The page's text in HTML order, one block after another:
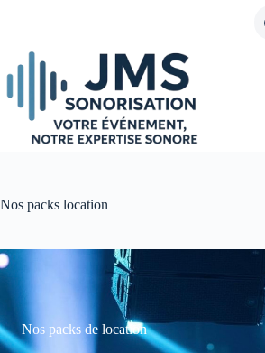
Nos packs location
Nos packs de location